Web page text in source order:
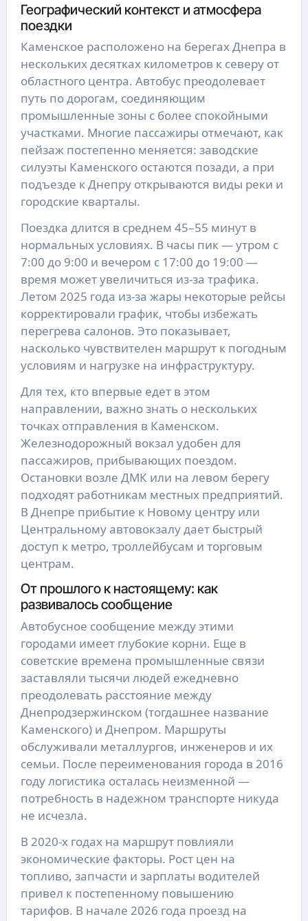
Географический контекст и атмосфера
поездки
Каменское расположено на берегах Днепра в
нескольких десятках километров к северу от
областного центра. Автобус преодолевает
путь по дорогам, соединяющим
промышленные зоны с более спокойными
участками. Многие пассажиры отмечают, как
пейзаж постепенно меняется: заводские
силуэты Каменского остаются позади, а при
подъезде к Днепру открываются виды реки и
городские кварталы.
Поездка длится в среднем 45–55 минут в
нормальных условиях. В часы пик — утром с
7:00 до 9:00 и вечером с 17:00 до 19:00 —
время может увеличиться из-за трафика.
Летом 2025 года из-за жары некоторые рейсы
корректировали график, чтобы избежать
перегрева салонов. Это показывает,
насколько чувствителен маршрут к погодным
условиям и нагрузке на инфраструктуру.
Для тех, кто впервые едет в этом
направлении, важно знать о нескольких
точках отправления в Каменском.
Железнодорожный вокзал удобен для
пассажиров, прибывающих поездом.
Остановки возле ДМК или на левом берегу
подходят работникам местных предприятий.
В Днепре прибытие к Новому центру или
Центральному автовокзалу дает быстрый
доступ к метро, троллейбусам и торговым
центрам.
От прошлого к настоящему: как
развивалось сообщение
Автобусное сообщение между этими
городами имеет глубокие корни. Еще в
советские времена промышленные связи
заставляли тысячи людей ежедневно
преодолевать расстояние между
Днепродзержинском (тогдашнее название
Каменского) и Днепром. Маршруты
обслуживали металлургов, инженеров и их
семьи. После переименования города в 2016
году логистика осталась неизменной —
потребность в надежном транспорте никуда
не исчезла.
В 2020-х годах на маршрут повлияли
экономические факторы. Рост цен на
топливо, запчасти и зарплаты водителей
привел к постепенному повышению
тарифов. В начале 2026 года проезд на